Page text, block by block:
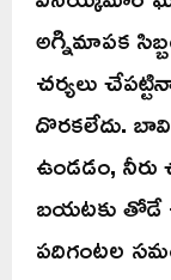
అగ్నిమాపక
చర్యలు
దొరకలేదు.
ఉండడం,
బయటకు తోడే
పదిగంటల